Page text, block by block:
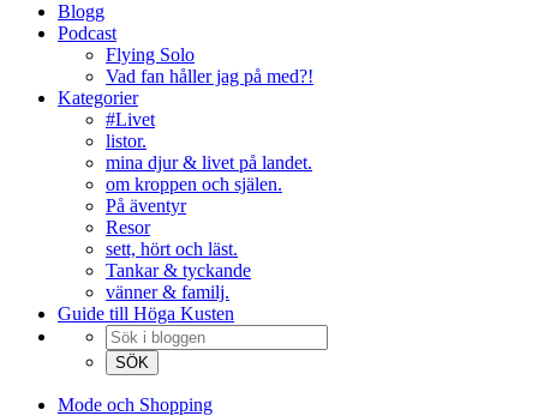
Blogg
Podcast
Flying Solo
Vad fan håller jag på med?!
Kategorier
#Livet
listor.
mina djur & livet på landet.
om kroppen och själen.
På äventyr
Resor
sett, hört och läst.
Tankar & tyckande
vänner & familj.
Guide till Höga Kusten
Mode och Shopping